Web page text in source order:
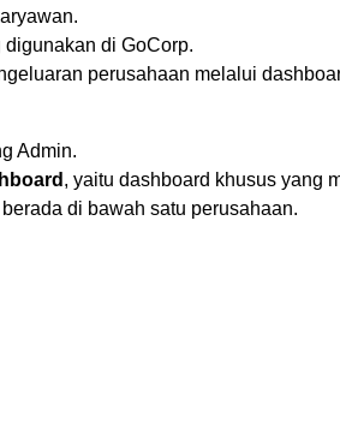
di GoCorp.
perusahaan melalui
Admin.
, yaitu dashboard khusus yang
di bawah satu perusahaan.